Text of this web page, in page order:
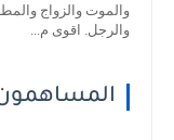
والموت والزواج
والرجل. اقوى م...